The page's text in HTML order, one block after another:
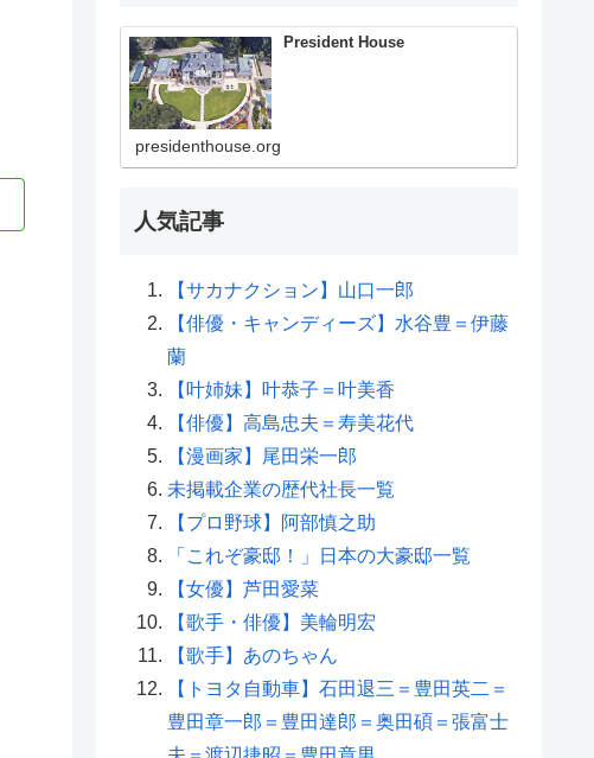
President House
presidenthouse.org
人気記事
【サカナクション】山口一郎
【俳優・キャンディーズ】水谷豊＝伊藤
蘭
【叶姉妹】叶恭子＝叶美香
【俳優】高島忠夫＝寿美花代
【漫画家】尾田栄一郎
未掲載企業の歴代社長一覧
【プロ野球】阿部慎之助
「これぞ豪邸！」日本の大豪邸一覧
【女優】芦田愛菜
【歌手・俳優】美輪明宏
【歌手】あのちゃん
【トヨタ自動車】石田退三＝豊田英二＝
豊田章一郎＝豊田達郎＝奥田碩＝張富士